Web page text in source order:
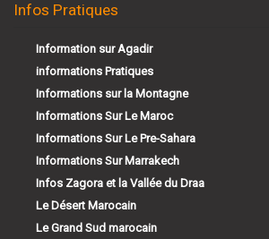
Infos Pratiques
Information sur Agadir
informations Pratiques
Informations sur la Montagne
Informations Sur Le Maroc
Informations Sur Le Pre-Sahara
Informations Sur Marrakech
Infos Zagora et la Vallée du Draa
Le Désert Marocain
Le Grand Sud marocain